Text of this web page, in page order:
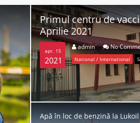
un Someș mai verde!
Primul centru de
Aprilie 2021
apr. 15
2021
admin No
National / International
Primul centru de
Aprilie 2021
apr. 15
2021
admin No
National / International
Apă în loc de benzină la Lukoil